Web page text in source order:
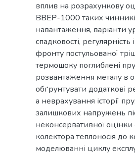
вплив на розрахункову
ВВЕР-1000 таких
навантаження, варіанти
спадковості,
фронту постульованої
термошоку поглиблені
розвантаження металу в
обґрунтувати додаткові
а неврахування історії
залишкових напружень
неконсервативної
колектора теплоносія
моделюванні циклу